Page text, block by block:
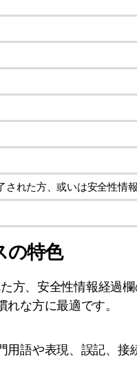
された方、或いは安全性情
の特色
方、安全性情報経過
な方に最適です。
語や表現、誤記、接